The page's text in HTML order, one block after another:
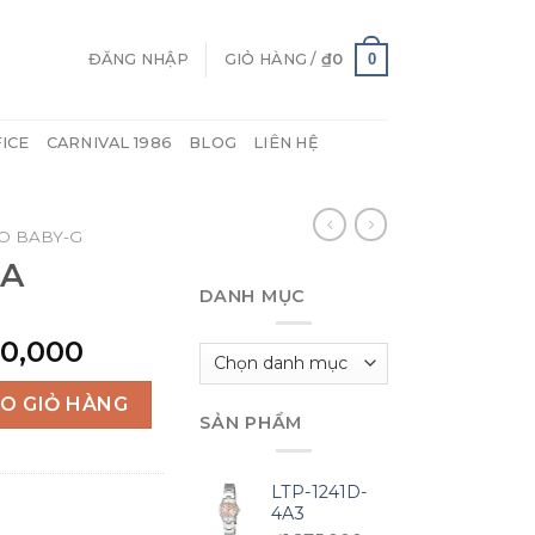
ĐĂNG NHẬP GIỎ HÀNG / ₫0 0
CARNIVAL 1986 BLOG LIÊN HỆ
BABY-G
hiện
tại
là:
₫2,800,000.
GIỎ HÀNG
DANH MỤC
Danh
SẢN PHẨM
LTP-1241D-
4A3